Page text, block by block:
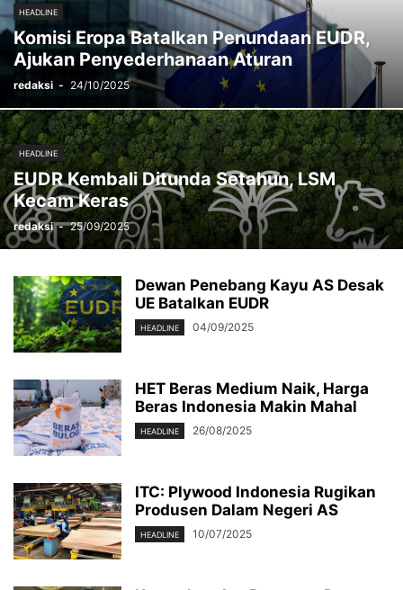
HEADLINE
Komisi Eropa Batalkan Penundaan EUDR,
Ajukan Penyederhanaan Aturan
redaksi - 24/10/2025
HEADLINE
EUDR Kembali Ditunda Setahun, LSM
Kecam Keras
redaksi - 25/09/2025
Dewan Penebang Kayu AS Desak
UE Batalkan EUDR
HEADLINE 04/09/2025
HET Beras Medium Naik, Harga
Beras Indonesia Makin Mahal
HEADLINE 26/08/2025
ITC: Plywood Indonesia Rugikan
Produsen Dalam Negeri AS
HEADLINE 10/07/2025